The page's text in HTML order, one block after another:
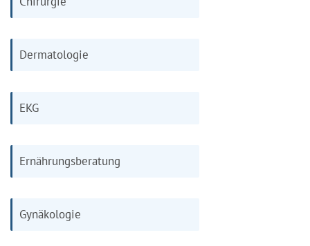
Dermatologie
EKG
Ernährungsberatung
Gynäkologie